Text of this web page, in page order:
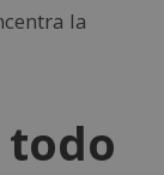
la